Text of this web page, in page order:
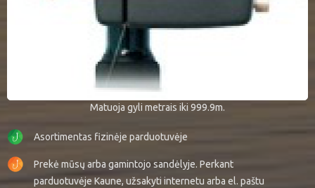
Matuoja gyli metrais iki 999.9m.
Asortimentas fizinėje parduotuvėje
Prekė mūsų arba gamintojo sandėlyje. Perkant
parduotuvėje Kaune, užsakyti internetu arba el. paštu